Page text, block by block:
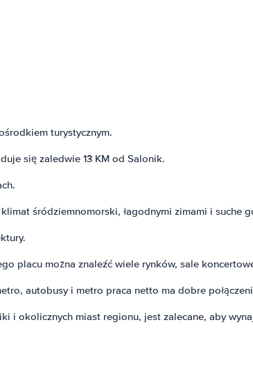
turystycznym.
się zaledwie 13 KM od Salonik.
śródziemnomorski, łagodnymi zimami i suche
placu można znaleźć wiele rynków, sale
autobusy i metro praca netto ma dobre
i okolicznych miast regionu, jest zalecane, aby